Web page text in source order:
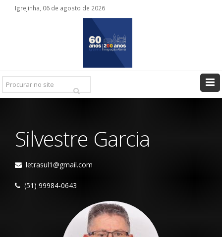
Igrejinha, 06 de agosto de 2026
Pesquisar
Ir
Silvestre Garcia
letrasul1@gmail.com
(51) 99984-0643